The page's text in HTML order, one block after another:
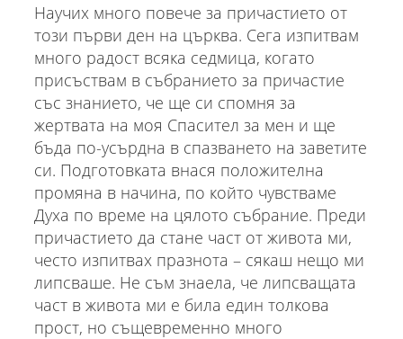
Научих много повече за причастието от
този първи ден на църква. Сега изпитвам
много радост всяка седмица, когато
присъствам в събранието за причастие
със знанието, че ще си спомня за
жертвата на моя Спасител за мен и ще
бъда по-усърдна в спазването на заветите
си. Подготовката внася положителна
промяна в начина, по който чувстваме
Духа по време на цялото събрание. Преди
причастието да стане част от живота ми,
често изпитвах празнота – сякаш нещо ми
липсваше. Не съм знаела, че липсващата
част в живота ми е била един толкова
прост, но същевременно много